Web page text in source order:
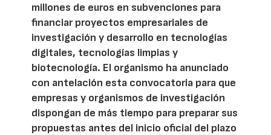
millones de euros en subvenciones para
financiar proyectos empresariales de
investigación y desarrollo en tecnologías
digitales, tecnologías limpias y
biotecnología. El organismo ha anunciado
con antelación esta convocatoria para que
empresas y organismos de investigación
dispongan de más tiempo para preparar sus
propuestas antes del inicio oficial del plazo